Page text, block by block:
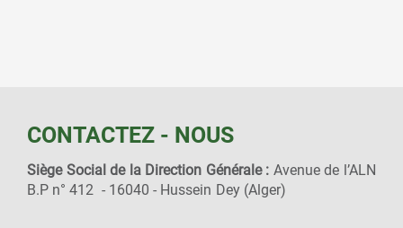
CONTACTEZ - NOUS
Siège Social de la Direction Générale : Avenue de l’ALN
B.P n° 412 - 16040 - Hussein Dey (Alger)